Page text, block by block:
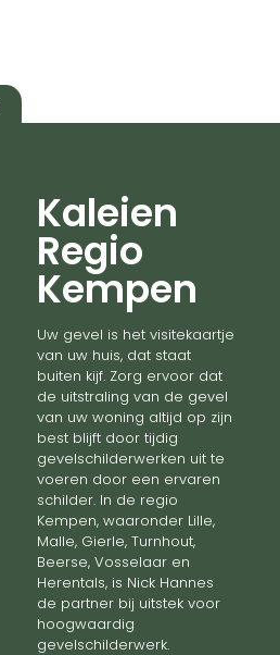
Kaleien
Regio
Kempen
Uw gevel is het visitekaartje
van uw huis, dat staat
buiten kijf. Zorg ervoor dat
de uitstraling van de gevel
van uw woning altijd op zijn
best blijft door tijdig
gevelschilderwerken uit te
voeren door een ervaren
schilder. In de regio
Kempen, waaronder Lille,
Malle, Gierle, Turnhout,
Beerse, Vosselaar en
Herentals, is Nick Hannes
de partner bij uitstek voor
hoogwaardig
gevelschilderwerk.